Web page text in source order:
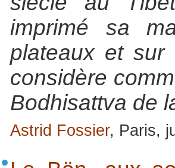
imprimé sa
plateaux et
considère
Bodhisattva de
Astrid Fossier, Paris,